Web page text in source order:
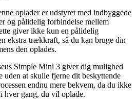
oplader er udstyret med indbyggede
og pålidelig forbindelse mellem
giver ikke kun en pålidelig
ekstra trækkraft, så du kan bruge din
den oplades.
Simple Mini 3 giver dig mulighed
uden at skulle fjerne dit beskyttende
endnu mere bekvem, da du ikke
hver gang, du vil oplade.